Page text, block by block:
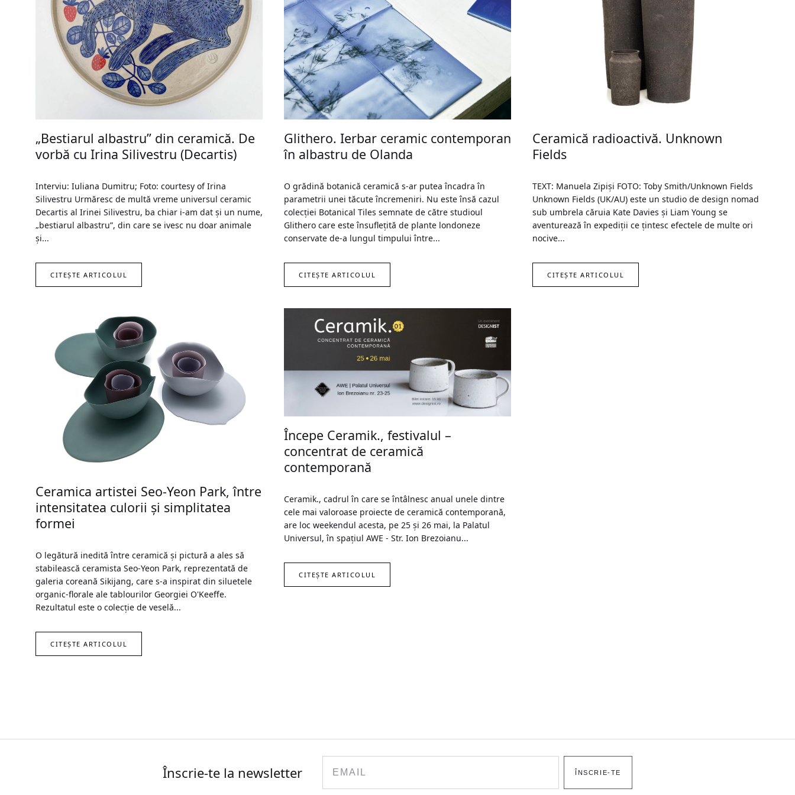
„Bestiarul albastru” din ceramică. De
vorbă cu Irina Silivestru (Decartis)
Interviu: Iuliana Dumitru; Foto: courtesy of Irina
Silivestru Urmăresc de multă vreme universul ceramic
Decartis al Irinei Silivestru, ba chiar i-am dat și un nume,
„bestiarul albastru”, din care se ivesc nu doar animale
și...
CITEȘTE ARTICOLUL
Glithero. Ierbar ceramic contemporan
în albastru de Olanda
O grădină botanică ceramică s-ar putea încadra în
parametrii unei tăcute încremeniri. Nu este însă cazul
colecției Botanical Tiles semnate de către studioul
Glithero care este însuflețită de plante londoneze
conservate de-a lungul timpului între...
CITEȘTE ARTICOLUL
Ceramică radioactivă. Unknown
Fields
TEXT: Manuela Zipişi FOTO: Toby Smith/Unknown Fields
Unknown Fields (UK/AU) este un studio de design nomad
sub umbrela căruia Kate Davies și Liam Young se
aventurează în expediții ce țintesc efectele de multe ori
nocive...
CITEȘTE ARTICOLUL
Ceramica artistei Seo-Yeon Park, între
intensitatea culorii și simplitatea
formei
O legătură inedită între ceramică și pictură a ales să
stabilească ceramista Seo-Yeon Park, reprezentată de
galeria coreană Sikijang, care s-a inspirat din siluetele
organic-florale ale tablourilor Georgiei O'Keeffe.
Rezultatul este o colecție de veselă...
CITEȘTE ARTICOLUL
Începe Ceramik., festivalul –
concentrat de ceramică
contemporană
Ceramik., cadrul în care se întâlnesc anual unele dintre
cele mai valoroase proiecte de ceramică contemporană,
are loc weekendul acesta, pe 25 și 26 mai, la Palatul
Universul, în spațiul AWE - Str. Ion Brezoianu...
CITEȘTE ARTICOLUL
Înscrie-te la newsletter ÎNSCRIE-TE